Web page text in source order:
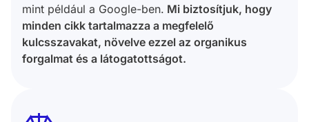
mint például a Google-ben. Mi biztosítjuk, hogy
minden cikk tartalmazza a megfelelő
kulcsszavakat, növelve ezzel az organikus
forgalmat és a látogatottságot.